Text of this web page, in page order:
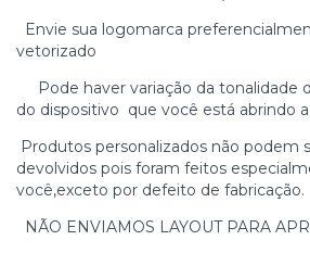
Envie sua logomarca
vetorizado
Pode haver variação da tonalidade
do dispositivo que você está abrindo
Produtos personalizados não podem
devolvidos pois foram feitos
você,exceto por defeito de fabricação.
NÃO ENVIAMOS LAYOUT PARA